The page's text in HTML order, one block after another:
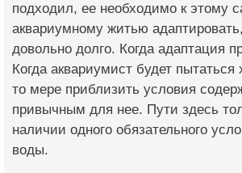
подходил, ее необходимо к этому
аквариумному житью
довольно долго. Когда адаптация
Когда аквариумист будет пытаться
то мере приблизить условия
привычным для нее. Пути здесь
наличии одного обязательного
воды.